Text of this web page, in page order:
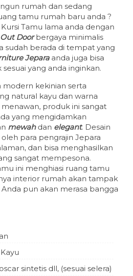
rumah dan sedang
tamu rumah baru anda ?
Tamu lama anda dengan
Doorbergaya minimalis
sudah berada di tempat yang
Jeparaanda juga bisa
yang anda inginkan.
modern kekinian serta
natural kayu dan warna
produk ini sangat
yang mengidamkan
mewahdan elegant. Desain
para pengrajin Jepara
dan bisa menghasilkan
sangat mempesona.
ini menghiasi ruang tamu
interior rumah akan tampak
pun akan merasa bangga
sintetis dll, (sesuai selera)